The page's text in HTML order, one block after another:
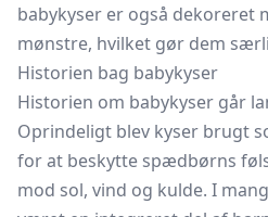
babykyser er også dekoreret
mønstre, hvilket gør dem
Historien bag babykyser
Historien om babykyser går
Oprindeligt blev kyser brugt
for at beskytte spædbørns
mod sol, vind og kulde. I